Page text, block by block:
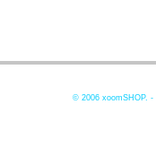
© 2006 xoomSHOP. -